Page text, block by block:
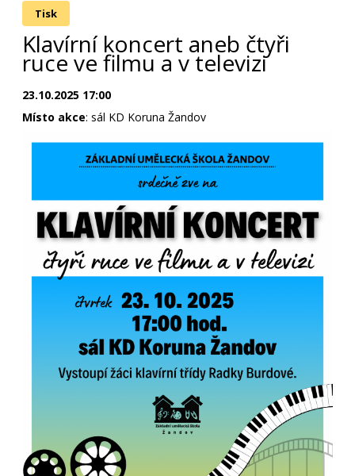
Tisk
Klavírní koncert aneb čtyři
ruce ve filmu a v televizi
23.10.2025 17:00
Místo akce: sál KD Koruna Žandov